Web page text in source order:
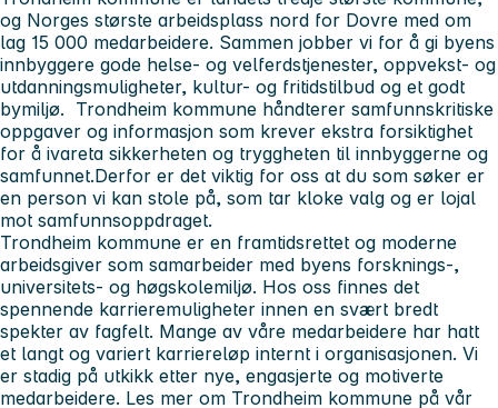
og Norges største arbeidsplass nord for Dovre med om
lag 15 000 medarbeidere. Sammen jobber vi for å gi byens
innbyggere gode helse- og velferdstjenester, oppvekst- og
utdanningsmuligheter, kultur- og fritidstilbud og et godt
bymiljø. Trondheim kommune håndterer samfunnskritiske
oppgaver og informasjon som krever ekstra forsiktighet
for å ivareta sikkerheten og tryggheten til innbyggerne og
samfunnet.Derfor er det viktig for oss at du som søker er
en person vi kan stole på, som tar kloke valg og er lojal
mot samfunnsoppdraget.
Trondheim kommune er en framtidsrettet og moderne
arbeidsgiver som samarbeider med byens forsknings-,
universitets- og høgskolemiljø. Hos oss finnes det
spennende karrieremuligheter innen en svært bredt
spekter av fagfelt. Mange av våre medarbeidere har hatt
et langt og variert karriereløp internt i organisasjonen. Vi
er stadig på utkikk etter nye, engasjerte og motiverte
medarbeidere. Les mer om Trondheim kommune på vår